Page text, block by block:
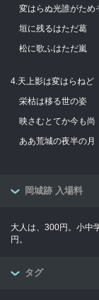
変はらぬ光誰がため
垣に残るはただ葛
松に歌ふはただ嵐
4.天上影は変はらねど
栄枯は移る世の姿
映さむとてか今も尚
ああ荒城の夜半の月
岡城跡 入場料
大人は、300円。小中
円。
タグ